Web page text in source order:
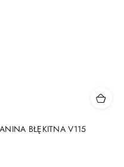
BŁĘKITNA V115